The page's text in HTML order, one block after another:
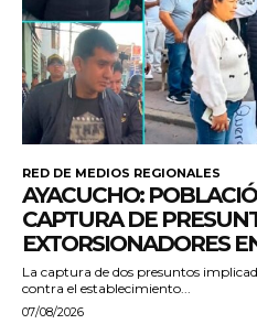
RED DE MEDIOS REGIONALES
AYACUCHO:
CAPTURA DE
EXTORSIONADORES
La captura de dos presuntos
contra el establecimiento...
07/08/2026